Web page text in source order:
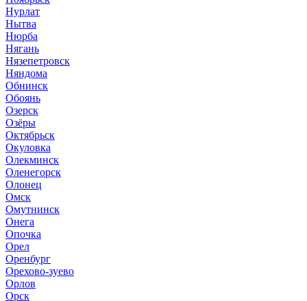
Нурлат
Нытва
Нюрба
Нягань
Нязепетровск
Няндома
Обнинск
Обоянь
Озерск
Озёры
Октябрьск
Окуловка
Олекминск
Оленегорск
Олонец
Омск
Омутнинск
Онега
Опочка
Орел
Оренбург
Орехово-зуево
Орлов
Орск